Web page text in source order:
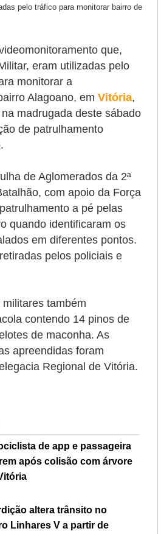
pelo tráfico para monitorar bairro de
que,
eram utilizadas pelo
monitorar a
Alagoano, em Vitória,
madrugada deste sábado
de patrulhamento
de Aglomerados da 2ª
com apoio da Força
a pé pelas
quando identificaram os
em diferentes pontos.
pelos policiais e
também
contendo 14 pinos de
de maconha. As
apreendidas foram
Regional de Vitória.
de app e passageira
após colisão com árvore
altera trânsito no
Linhares V a partir de